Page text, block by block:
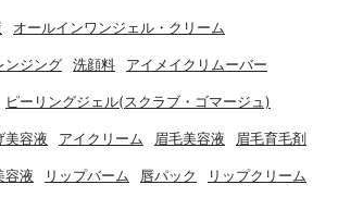
オールインワンジェル・クリーム
ンジング 洗顔料 アイメイクリムーバー
ピーリングジェル(スクラブ・ゴマージュ)
美容液 アイクリーム 眉毛美容液 眉毛育毛剤
容液 リップバーム 唇パック リップクリーム